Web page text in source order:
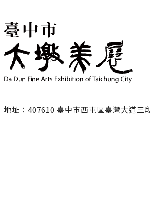
地址：407610 臺中市西屯區臺灣大道三